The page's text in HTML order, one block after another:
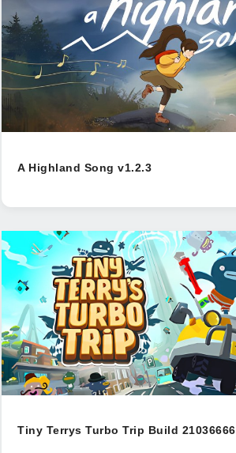
A Highland Song v1.2.3
Tiny Terrys Turbo Trip Build 21036666